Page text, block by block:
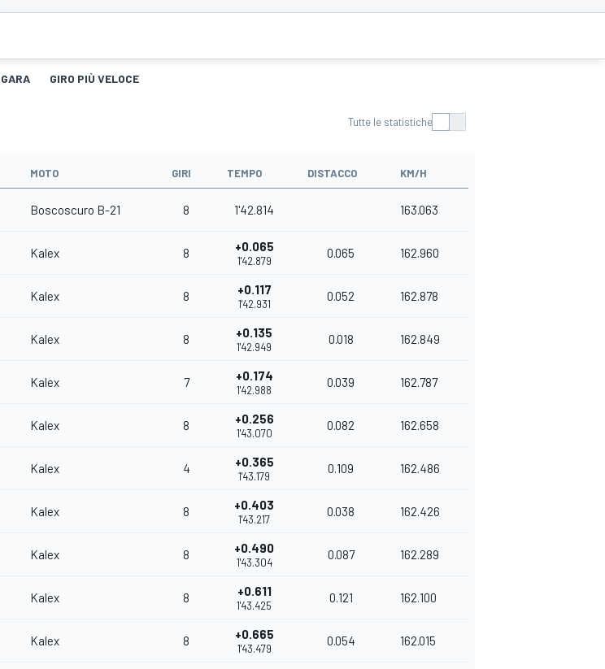
GARA GIRO PIÙ VELOCE
Tutte le statistiche
MOTO GIRI TEMPO DISTACCO KM/H
Boscoscuro B-21 8 1'42.814 163.063
Kalex 8 +0.065
1'42.879
0.065 162.960
Kalex 8 +0.117
1'42.931
0.052 162.878
Kalex 8 +0.135
1'42.949
0.018 162.849
Kalex 7 +0.174
1'42.988
0.039 162.787
Kalex 8 +0.256
1'43.070
0.082 162.658
Kalex 4 +0.365
1'43.179
0.109 162.486
Kalex 8 +0.403
1'43.217
0.038 162.426
Kalex 8 +0.490
1'43.304
0.087 162.289
Kalex 8 +0.611
1'43.425
0.121 162.100
Kalex 8 +0.665
1'43.479
0.054 162.015